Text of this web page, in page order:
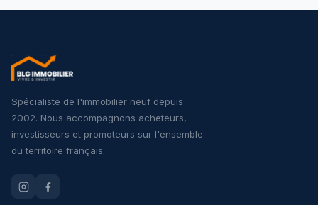
Spécialiste de l'immobilier neuf depuis
2002. Nous accompagnons acheteurs,
investisseurs et promoteurs sur l'ensemble
du territoire français.